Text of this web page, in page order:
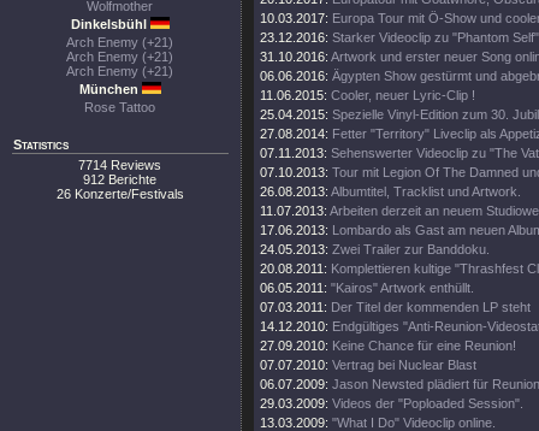
Wolfmother
Dinkelsbühl
Arch Enemy (+21)
Arch Enemy (+21)
Arch Enemy (+21)
München
Rose Tattoo
Statistics
7714 Reviews
912 Berichte
26 Konzerte/Festivals
10.03.2017: Europa Tour mit Ö-Show und
23.12.2016: Starker Videoclip zu "Phantom
31.10.2016: Artwork und erster neuer Song
06.06.2016: Ägypten Show gestürmt und
11.06.2015: Cooler, neuer Lyric-Clip !
25.04.2015: Spezielle Vinyl-Edition zum 30.
27.08.2014: Fetter "Territory" Liveclip als
07.11.2013: Sehenswerter Videoclip zu "The
07.10.2013: Tour mit Legion Of The Damned
26.08.2013: Albumtitel, Tracklist und Artwork.
11.07.2013: Arbeiten derzeit an neuem
17.06.2013: Lombardo als Gast am neuen
24.05.2013: Zwei Trailer zur Banddoku.
20.08.2011: Komplettieren kultige "Thrashfest
06.05.2011: "Kairos" Artwork enthüllt.
07.03.2011: Der Titel der kommenden LP steht
14.12.2010: Endgültiges "Anti-Reunion-
27.09.2010: Keine Chance für eine Reunion!
07.07.2010: Vertrag bei Nuclear Blast
06.07.2009: Jason Newsted plädiert für
29.03.2009: Videos der "Poploaded Session".
13.03.2009: "What I Do" Videoclip online.